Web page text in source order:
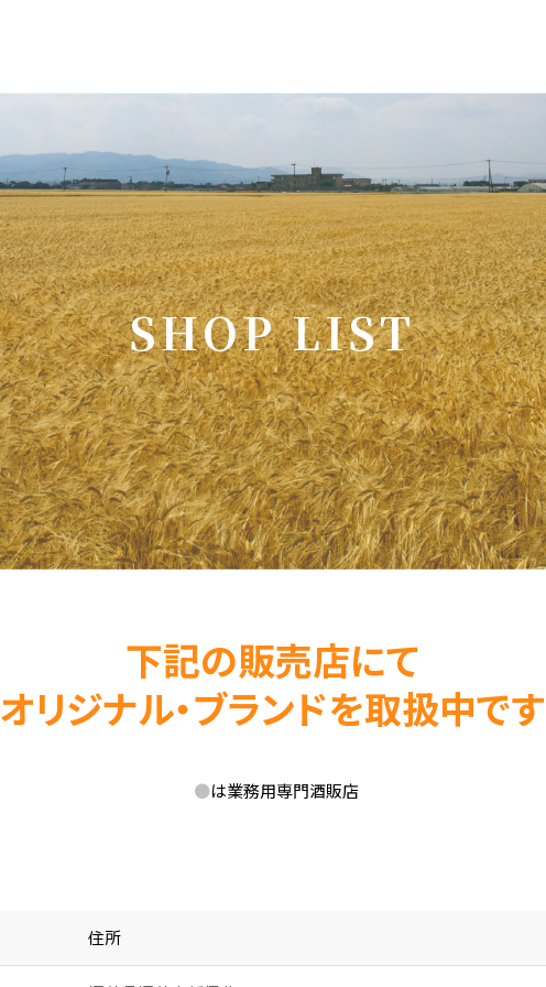
SHOP LIST
下記の販売店にて
オリジナル・ブランドを取扱中です
●は業務用専門酒販店
住所